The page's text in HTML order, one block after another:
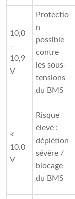
10,0
–
10,9
V
Protectio
n
possible
contre
les sous-
tensions
du BMS
<
10.0
V
Risque
élevé :
déplétion
sévère /
blocage
du BMS